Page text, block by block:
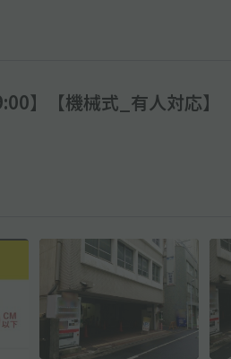
】【機械式_有人対応】